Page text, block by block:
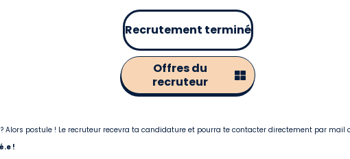
Recrutement terminé
Offres du
recruteur
Alors postule ! Le recruteur recevra ta candidature et pourra te contacter directement par mail
!